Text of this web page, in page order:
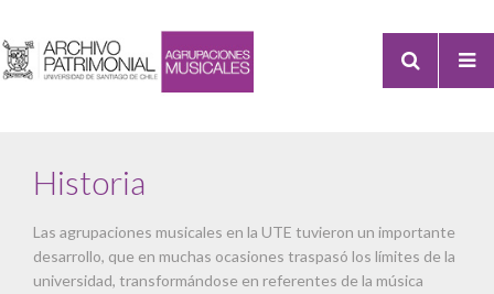
Historia
Las agrupaciones musicales en la UTE tuvieron un importante
desarrollo, que en muchas ocasiones traspasó los límites de la
universidad, transformándose en referentes de la música